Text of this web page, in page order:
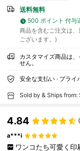
送料無料
500 ポイント 付与
商品を含むご注文は
ございます。)
カスタマイズ商品は
せん。
安全な支払い · プライ
Sold by & Ships from:
4.84
a***i
ワンコたち可愛く印